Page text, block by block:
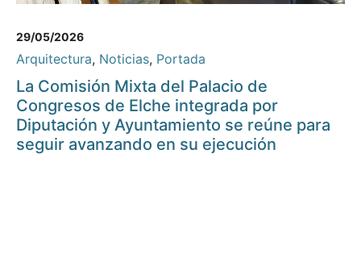
29/05/2026
Arquitectura, Noticias, Portada
La Comisión Mixta del Palacio de
Congresos de Elche integrada por
Diputación y Ayuntamiento se reúne para
seguir avanzando en su ejecución